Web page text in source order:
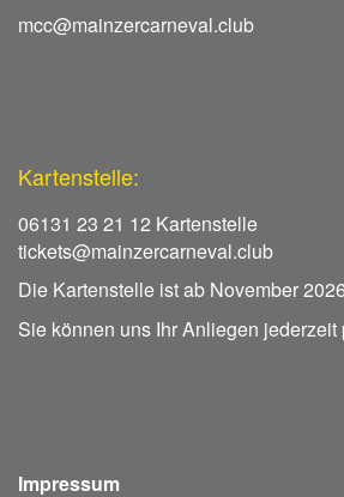
mcc@mainzercarneval.club
Kartenstelle:
06131 23 21 12 Kartenstelle
tickets@mainzercarneval.club
Die Kartenstelle ist ab November
Sie können uns Ihr Anliegen
Impressum